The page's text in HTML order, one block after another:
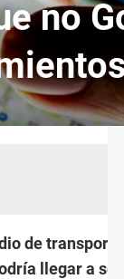
no
de transporte
llegar a ser